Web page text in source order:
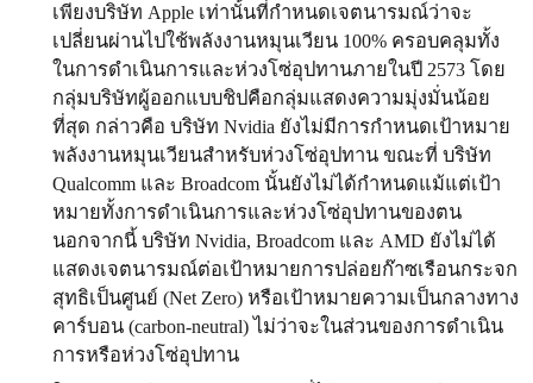
เพียงบริษัท Apple เท่านั้นที่กำหนดเจตนารมณ์ว่าจะ
เปลี่ยนผ่านไปใช้พลังงานหมุนเวียน 100% ครอบคลุมทั้ง
ในการดำเนินการและห่วงโซ่อุปทานภายในปี 2573 โดย
กลุ่มบริษัทผู้ออกแบบชิปคือกลุ่มแสดงความมุ่งมั่นน้อย
ที่สุด กล่าวคือ บริษัท Nvidia ยังไม่มีการกำหนดเป้าหมาย
พลังงานหมุนเวียนสำหรับห่วงโซ่อุปทาน ขณะที่ บริษัท
Qualcomm และ Broadcom นั้นยังไม่ได้กำหนดแม้แต่เป้า
หมายทั้งการดำเนินการและห่วงโซ่อุปทานของตน
นอกจากนี้ บริษัท Nvidia, Broadcom และ AMD ยังไม่ได้
แสดงเจตนารมณ์ต่อเป้าหมายการปล่อยก๊าซเรือนกระจก
สุทธิเป็นศูนย์ (Net Zero) หรือเป้าหมายความเป็นกลางทาง
คาร์บอน (carbon-neutral) ไม่ว่าจะในส่วนของการดำเนิน
การหรือห่วงโซ่อุปทาน